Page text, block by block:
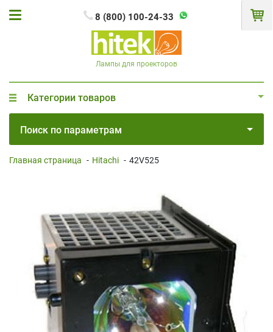
8 (800) 100-24-33
Лампы для проекторов
Категории товаров
Поиск по параметрам
Главная страница - Hitachi - 42V525